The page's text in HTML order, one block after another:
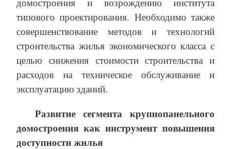
домостроения и возрождению института
типового проектирования. Необходимо также
совершенствование методов и технологий
строительства жилья экономического класса с
целью снижения стоимости строительства и
расходов на техническое обслуживание и
эксплуатацию зданий.
Развитие сегмента крупнопанельного
домостроения как инструмент повышения
доступности жилья